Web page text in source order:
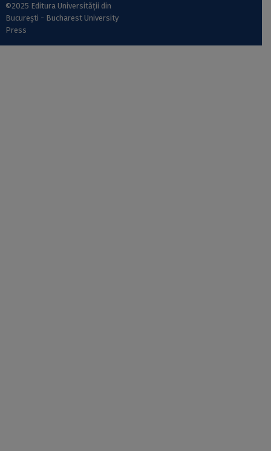
©2025 Editura Universității din
București - Bucharest University
Press